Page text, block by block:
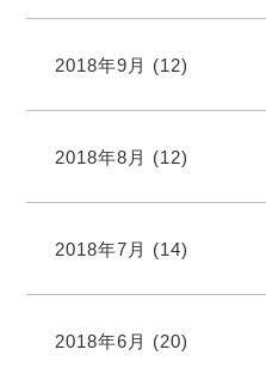
2018年9月 (12)
2018年8月 (12)
2018年7月 (14)
2018年6月 (20)